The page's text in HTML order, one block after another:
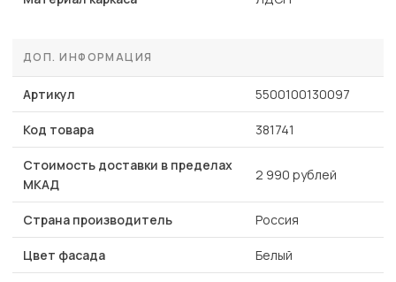
ДОП. ИНФОРМАЦИЯ
Артикул 5500100130097
Код товара 381741
Стоимость доставки в пределах
МКАД
2 990 рублей
Страна производитель Россия
Цвет фасада Белый